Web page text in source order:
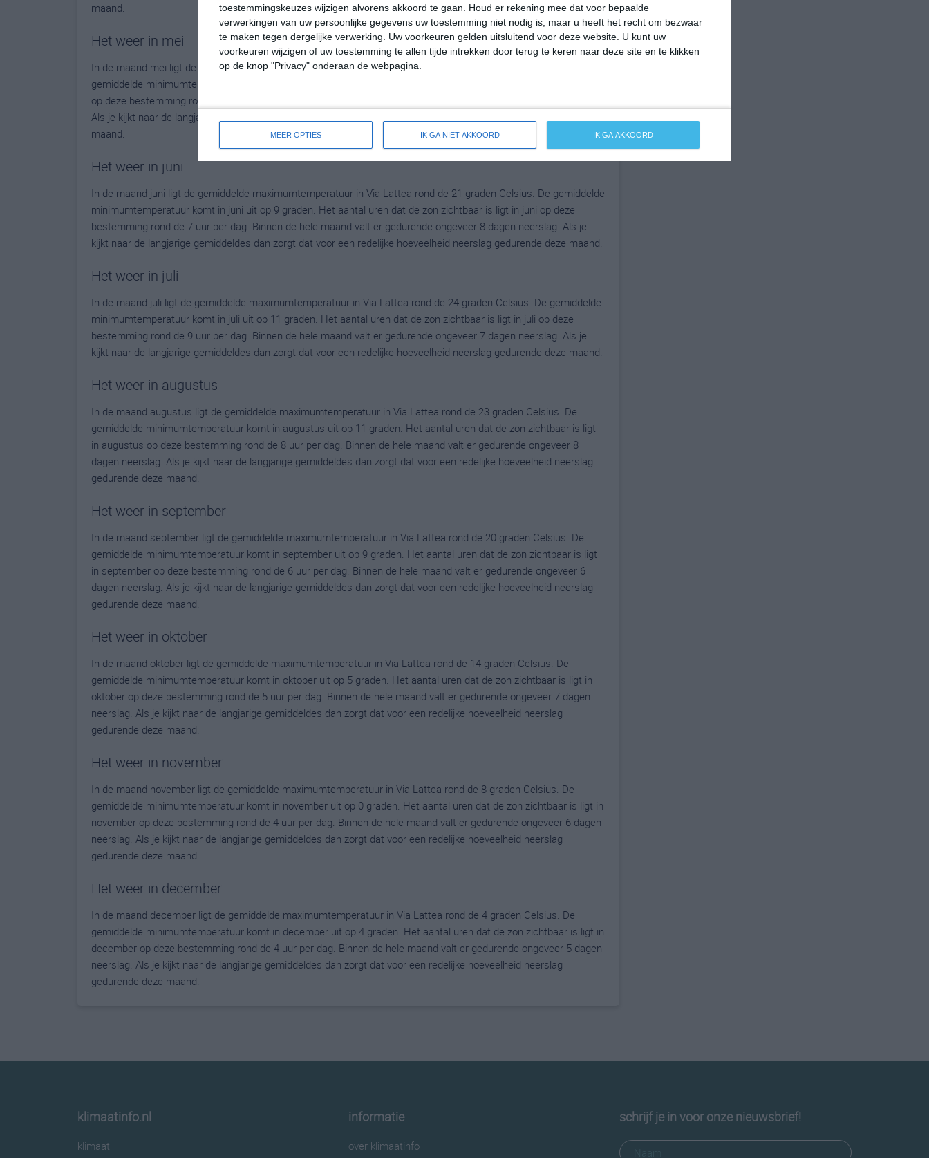
toestemmingskeuzes wijzigen alvorens akkoord te gaan.
Houd er rekening mee dat voor bepaalde
verwerkingen van uw persoonlijke gegevens uw toestemming niet nodig is, maar u heeft het recht om bezwaar
te maken tegen dergelijke verwerking. Uw voorkeuren gelden uitsluitend voor deze website. U kunt uw
voorkeuren wijzigen of uw toestemming te allen tijde intrekken door terug te keren naar deze site en te klikken
op de knop "Privacy" onderaan de webpagina.
MEER OPTIES IK GA NIET AKKOORD IK GA AKKOORD
maand.
Het weer in mei
In de maand mei ligt de gemiddelde maximumtemperatuur in Via Lattea rond de 17 graden Celsius. De
gemiddelde minimumtemperatuur komt in mei uit op 6 graden. Het aantal uren dat de zon zichtbaar is ligt in mei
op deze bestemming rond de 6 uur per dag. Binnen de hele maand valt er gedurende ongeveer 10 dagen neerslag.
Als je kijkt naar de langjarige gemiddeldes dan zorgt dat voor een redelijke hoeveelheid neerslag gedurende deze
maand.
Het weer in juni
In de maand juni ligt de gemiddelde maximumtemperatuur in Via Lattea rond de 21 graden Celsius. De gemiddelde
minimumtemperatuur komt in juni uit op 9 graden. Het aantal uren dat de zon zichtbaar is ligt in juni op deze
bestemming rond de 7 uur per dag. Binnen de hele maand valt er gedurende ongeveer 8 dagen neerslag. Als je
kijkt naar de langjarige gemiddeldes dan zorgt dat voor een redelijke hoeveelheid neerslag gedurende deze maand.
Het weer in juli
In de maand juli ligt de gemiddelde maximumtemperatuur in Via Lattea rond de 24 graden Celsius. De gemiddelde
minimumtemperatuur komt in juli uit op 11 graden. Het aantal uren dat de zon zichtbaar is ligt in juli op deze
bestemming rond de 9 uur per dag. Binnen de hele maand valt er gedurende ongeveer 7 dagen neerslag. Als je
kijkt naar de langjarige gemiddeldes dan zorgt dat voor een redelijke hoeveelheid neerslag gedurende deze maand.
Het weer in augustus
In de maand augustus ligt de gemiddelde maximumtemperatuur in Via Lattea rond de 23 graden Celsius. De
gemiddelde minimumtemperatuur komt in augustus uit op 11 graden. Het aantal uren dat de zon zichtbaar is ligt
in augustus op deze bestemming rond de 8 uur per dag. Binnen de hele maand valt er gedurende ongeveer 8
dagen neerslag. Als je kijkt naar de langjarige gemiddeldes dan zorgt dat voor een redelijke hoeveelheid neerslag
gedurende deze maand.
Het weer in september
In de maand september ligt de gemiddelde maximumtemperatuur in Via Lattea rond de 20 graden Celsius. De
gemiddelde minimumtemperatuur komt in september uit op 9 graden. Het aantal uren dat de zon zichtbaar is ligt
in september op deze bestemming rond de 6 uur per dag. Binnen de hele maand valt er gedurende ongeveer 6
dagen neerslag. Als je kijkt naar de langjarige gemiddeldes dan zorgt dat voor een redelijke hoeveelheid neerslag
gedurende deze maand.
Het weer in oktober
In de maand oktober ligt de gemiddelde maximumtemperatuur in Via Lattea rond de 14 graden Celsius. De
gemiddelde minimumtemperatuur komt in oktober uit op 5 graden. Het aantal uren dat de zon zichtbaar is ligt in
oktober op deze bestemming rond de 5 uur per dag. Binnen de hele maand valt er gedurende ongeveer 7 dagen
neerslag. Als je kijkt naar de langjarige gemiddeldes dan zorgt dat voor een redelijke hoeveelheid neerslag
gedurende deze maand.
Het weer in november
In de maand november ligt de gemiddelde maximumtemperatuur in Via Lattea rond de 8 graden Celsius. De
gemiddelde minimumtemperatuur komt in november uit op 0 graden. Het aantal uren dat de zon zichtbaar is ligt in
november op deze bestemming rond de 4 uur per dag. Binnen de hele maand valt er gedurende ongeveer 6 dagen
neerslag. Als je kijkt naar de langjarige gemiddeldes dan zorgt dat voor een redelijke hoeveelheid neerslag
gedurende deze maand.
Het weer in december
In de maand december ligt de gemiddelde maximumtemperatuur in Via Lattea rond de 4 graden Celsius. De
gemiddelde minimumtemperatuur komt in december uit op 4 graden. Het aantal uren dat de zon zichtbaar is ligt in
december op deze bestemming rond de 4 uur per dag. Binnen de hele maand valt er gedurende ongeveer 5 dagen
neerslag. Als je kijkt naar de langjarige gemiddeldes dan zorgt dat voor een redelijke hoeveelheid neerslag
gedurende deze maand.
klimaatinfo.nl
klimaat
informatie
over klimaatinfo
schrijf je in voor onze nieuwsbrief!